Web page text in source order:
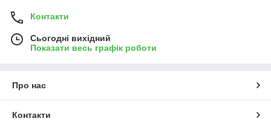
Контакти
Сьогодні вихідний
Показати весь графік роботи
Про нас
Контакти